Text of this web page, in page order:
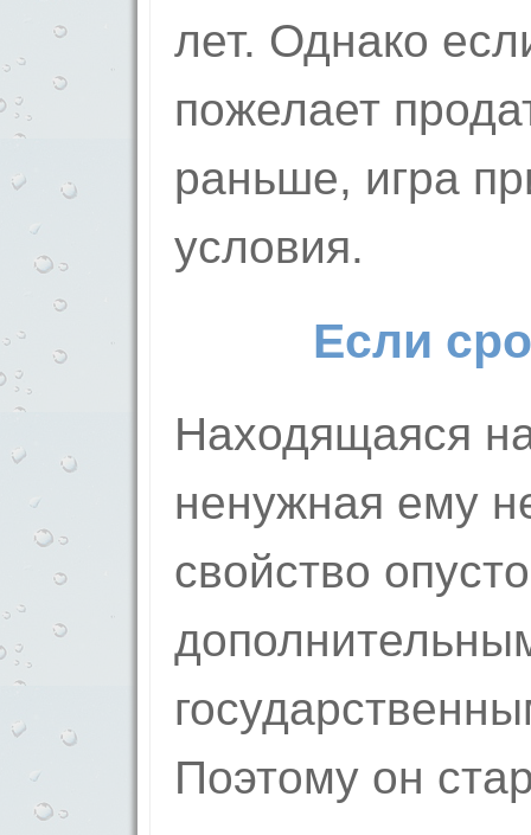
лет. Однако
пожелает
раньше, игра
условия.
Если
Находящаяся
ненужная ему
свойство
Поэтому он